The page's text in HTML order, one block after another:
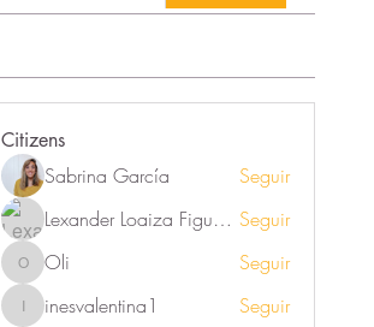
Citizens
Sabrina García
Seguir
Lexander Loaiza Figueroa Seguir
Oli Oli Seguir
inesvalentina1
inesvalentina1
Seguir